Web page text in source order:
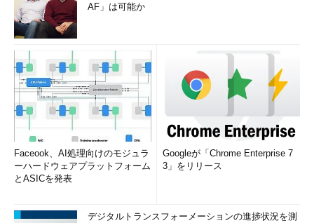
AF」は可能か
Faceook、AI処理向けのモジュラ
ーハードウェアプラットフォーム
とASICを発表
Googleが「Chrome Enterprise 7
3」をリリース
デジタルトランスフォーメーションの進捗状況を測